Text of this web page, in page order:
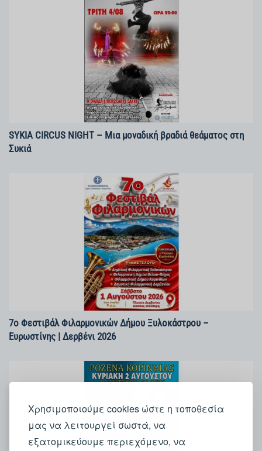
Χρησιμοποιούμε cookies ώστε η τοποθεσία
μας να λειτουργεί σωστά, να
εξατομικεύουμε περιεχόμενο, να
SYKIA CIRCUS NIGHT – Μια μοναδική βραδιά θεάματος στη
Συκιά
7ο Φεστιβάλ Φιλαρμονικών Δήμου Ξυλοκάστρου –
Ευρωστίνης | Δερβένι 2026